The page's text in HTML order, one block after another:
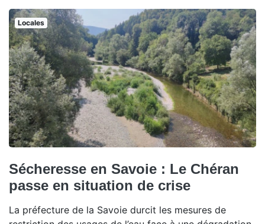
Locales
Sécheresse en Savoie : Le Chéran
passe en situation de crise
La préfecture de la Savoie durcit les mesures de